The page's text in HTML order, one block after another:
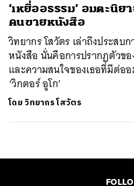
‘เหยื่ออธรรม’ อมตะนิ
คนขายหนังสือ
วิทยากร โสวัตร เล่าถึงประส
หนังสือ นั่นคือการปรากฏตัวข
และความสนใจของเธอที่มีต่อ
‘วิกตอร์ อูโก’
โดยวิทยากร โสวัตร